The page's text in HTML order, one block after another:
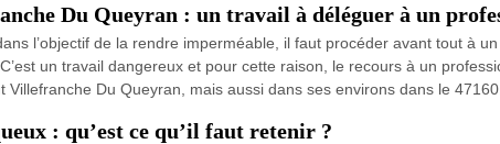
Du Queyran : un travail à déléguer à un
l’objectif de la rendre imperméable, il faut procéder avant tout à
un travail dangereux et pour cette raison, le recours à un
Du Queyran, mais aussi dans ses environs dans le
: qu’est ce qu’il faut retenir ?